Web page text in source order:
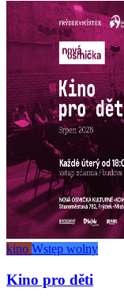
kino Wstęp wolny
Kino pro děti